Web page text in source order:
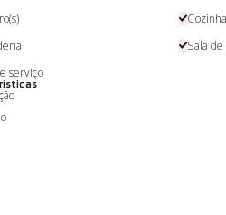
Cozinha
Sala
serviço